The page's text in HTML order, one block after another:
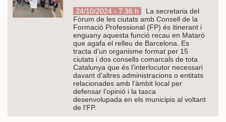
24/10/2024 - 7.36 h
La secretaria del
Fòrum de les ciutats amb Consell de la
Formació Professional (FP) és itinerant i
enguany aquesta funció recau en Mataró
que agafa el relleu de Barcelona. Es
tracta d’un organisme format per 15
ciutats i dos consells comarcals de tota
Catalunya que és l’interlocutor necessari
davant d’altres administracions o entitats
relacionades amb l’àmbit local per
defensar l’opinió i la tasca
desenvolupada en els municipis al voltant
de l'FP.